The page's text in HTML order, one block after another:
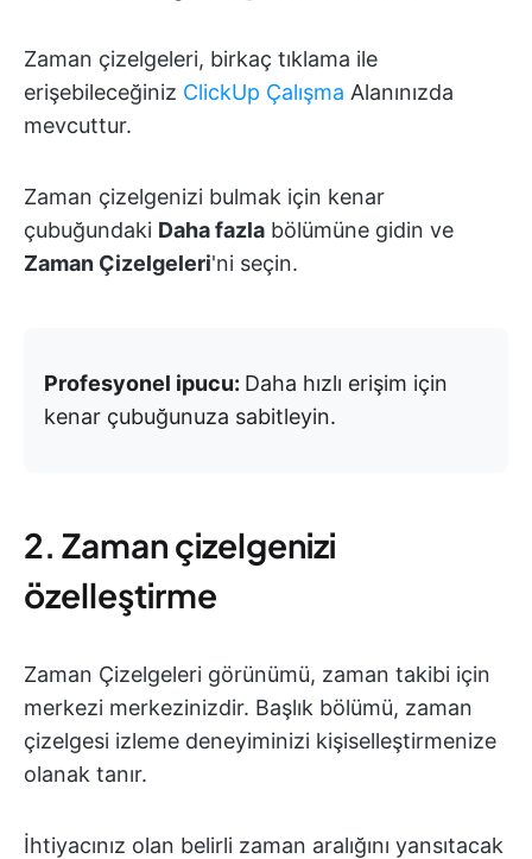
Zaman çizelgeleri, birkaç tıklama ile
erişebileceğiniz ClickUp Çalışma Alanınızda
mevcuttur.
Zaman çizelgenizi bulmak için kenar
çubuğundaki Daha fazla bölümüne gidin ve
Zaman Çizelgeleri'ni seçin.
Profesyonel ipucu: Daha hızlı erişim için
kenar çubuğunuza sabitleyin.
2. Zaman çizelgenizi
özelleştirme
Zaman Çizelgeleri görünümü, zaman takibi için
merkezi merkezinizdir. Başlık bölümü, zaman
çizelgesi izleme deneyiminizi kişiselleştirmenize
olanak tanır.
İhtiyacınız olan belirli zaman aralığını yansıtacak